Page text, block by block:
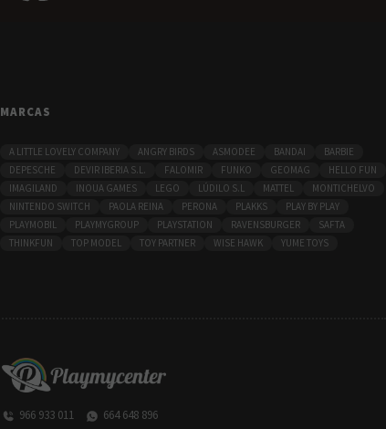
MARCAS
A LITTLE LOVELY COMPANY ANGRY BIRDS ASMODEE BANDAI
BARBIE
DEPESCHE
DEVIR IBERIA S.L. FALOMIR FUNKO GEOMAG
HELLO FUN
IMAGILAND
INOUA GAMES LEGO LÚDILO S.L MATTEL
MONTICHELVO
NINTENDO SWITCH
PAOLA REINA PERONA PLAKKS
PLAY BY PLAY
PLAYMOBIL
PLAYMYGROUP PLAYSTATION RAVENSBURGER
SAFTA
THINKFUN
TOP MODEL TOY PARTNER WISE HAWK YUME TOYS
966 933 011 664 648 896